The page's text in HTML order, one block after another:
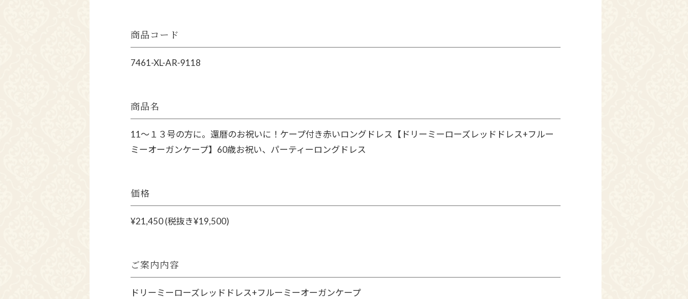
商品コード
7461-XL-AR-9118
商品名
11〜１３号の方に。還暦のお祝いに！ケープ付き赤いロングドレス【ドリーミーローズレッドドレス+フルー
ミーオーガンケープ】60歳お祝い、パーティーロングドレス
価格
¥21,450 (税抜き¥19,500)
ご案内内容
ドリーミーローズレッドドレス+フルーミーオーガンケープ